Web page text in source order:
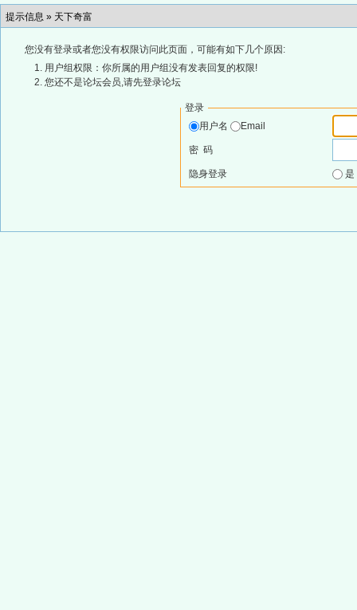
提示信息 » 天下奇富
您没有登录或者您没有权限访问此页面，可能有如下几个原因:
用户组权限：你所属的用户组没有发表回复的权限!
您还不是论坛会员,请先登录论坛
登录
用户名
Email
密 码
隐身登录